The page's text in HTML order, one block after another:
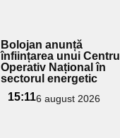
Bolojan anunță
înființarea unui Centru
Operativ Național în
sectorul energetic
15:116 august 2026